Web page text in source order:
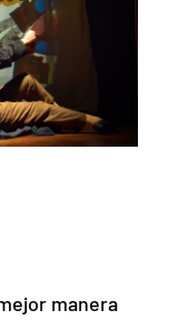
manera